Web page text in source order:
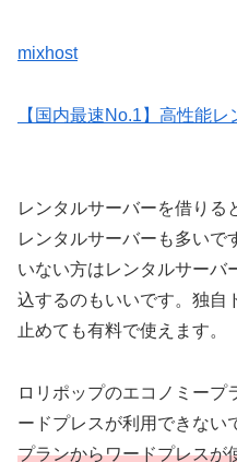
mixhost
【国内最速No.1】高性能
レンタルサーバーを借りる
レンタルサーバーも多いで
いない方はレンタルサーバ
込するのもいいです。独自
止めても有料で使えます。
ロリポップのエコノミープ
ードプレスが利用できない
プランからワードプレスが